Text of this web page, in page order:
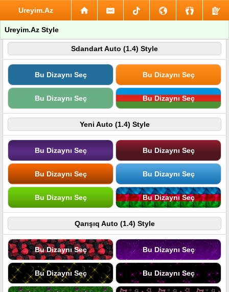
Ureyim.Az
Ureyim.Az Style
Sdandart Auto (1.4) Style
Bu Dizaynı Seç Bu Dizaynı Seç
Bu Dizaynı Seç Bu Dizaynı Seç
Yeni Auto (1.4) Style
Bu Dizaynı Seç Bu Dizaynı Seç
Bu Dizaynı Seç Bu Dizaynı Seç
Bu Dizaynı Seç Bu Dizaynı Seç
Qarışıq Auto (1.4) Style
Bu Dizaynı Seç Bu Dizaynı Seç
Bu Dizaynı Seç Bu Dizaynı Seç